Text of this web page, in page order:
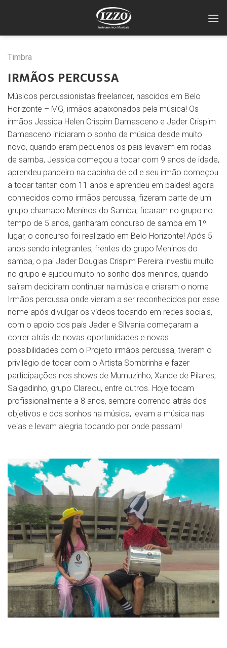
Timbra
IRMÃOS PERCUSSA
Músicos percussionistas freelancer, nascidos em Belo
Horizonte – MG, irmãos apaixonados pela música! Os
irmãos Jessica Helen Crispim Damasceno e Jader Crispim
Damasceno iniciaram o sonho da música desde muito
novo, quando eram pequenos os pais levavam em rodas
de samba, Jessica começou a tocar com 9 anos de idade,
aprendeu pandeiro na capinha de cd e seu irmão começou
a tocar tantan com 11 anos e aprendeu em baldes! agora
conhecidos como irmãos percussa, fizeram parte de um
grupo chamado Meninos do Samba, ficaram no grupo no
tempo de 5 anos, ganharam concurso de samba em 1º
lugar, o concurso foi realizado em Belo Horizonte! Após 5
anos sendo integrantes, frentes do grupo Meninos do
samba, o pai Jader Douglas Crispim Pereira investiu muito
no grupo e ajudou muito no sonho dos meninos, quando
saíram decidiram continuar na música e criaram o nome
Irmãos percussa onde vieram a ser reconhecidos por esse
nome após divulgar os vídeos tocando em redes sociais,
com o apoio dos pais Jader e Silvania começaram a
correr atrás de novas oportunidades e novas
possibilidades com o Projeto irmãos percussa, tiveram o
privilégio de tocar com o Artista Sombrinha e fazer
participações nos shows de Mumuzinho, Xande de Pilares,
Salgadinho, grupo Clareou, entre outros. Hoje tocam
profissionalmente a 8 anos, sempre correndo atrás dos
objetivos e dos sonhos na música, levam a música nas
veias e levam alegria tocando por onde passam!